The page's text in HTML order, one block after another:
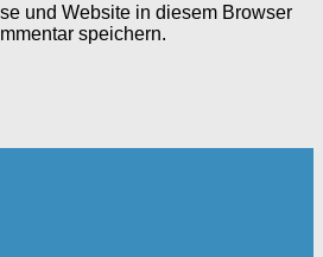
und Website in diesem Browser
speichern.